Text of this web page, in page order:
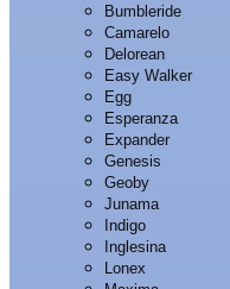
Bumbleride
Camarelo
Delorean
Easy Walker
Egg
Esperanza
Expander
Genesis
Geoby
Junama
Indigo
Inglesina
Lonex